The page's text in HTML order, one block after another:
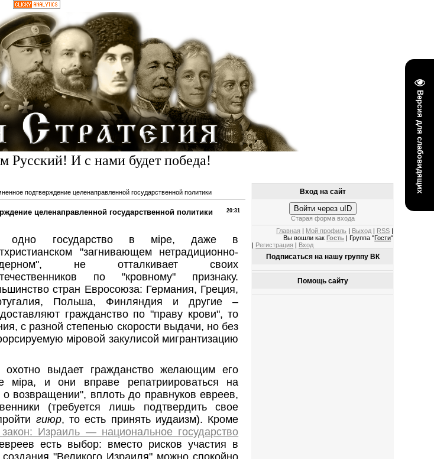
Версия для слабовидящих
Русский! И с нами будет победа!
подтверждение целенаправленной государственной политики
20:31
целенаправленной государственной политики
одно государство в мiре, даже в
"загнивающем нетрадиционно-
не отталкивает своих
по "кровному" признаку.
стран Евросоюза: Германия, Греция,
Польша, Финляндия и другие ‒
гражданство по "праву крови", то
с разной степенью скорости выдачи, но без
мiровой закулисой мигрантизацию
охотно выдает гражданство желающим его
мiра, и они вправе репатриироваться на
возвращении", вплоть до правнуков евреев,
(требуется лишь подтвердить свое
гиюр, то есть принять иудаизм). Кроме
Израиль — национальное государство
есть выбор: вместо рисков участия в
Вход на сайт
Войти через uID
Старая форма входа
Главная
Мой профиль Выход RSS
Вы вошли как Гость | Группа "Гости"
Регистрация Вход
Подписаться на нашу группу ВК
Помощь сайту